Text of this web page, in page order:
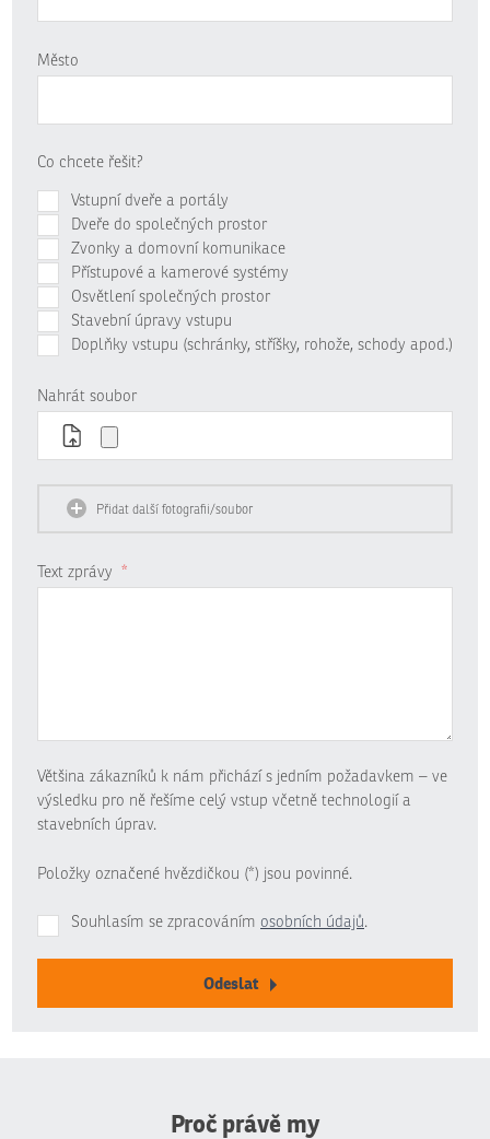
Město
Co chcete řešit?
Vstupní dveře a portály
Dveře do společných prostor
Zvonky a domovní komunikace
Přístupové a kamerové systémy
Osvětlení společných prostor
Stavební úpravy vstupu
Doplňky vstupu (schránky, stříšky, rohože, schody apod.)
Nahrát soubor
Přidat další fotografii/soubor
Text zprávy *
Většina zákazníků k nám přichází s jedním požadavkem – ve
výsledku pro ně řešíme celý vstup včetně technologií a
stavebních úprav.
Položky označené hvězdičkou (*) jsou povinné.
Souhlasím se zpracováním osobních údajů.
Odeslat
Proč právě my